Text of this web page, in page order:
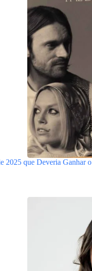
2025 que Deveria Ganhar o